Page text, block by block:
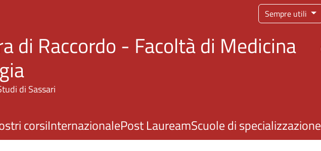
Sempre utili
di Raccordo - Facoltà di Medicina
di Sassari
corsiInternazionalePost LaureamScuole di specializzazione